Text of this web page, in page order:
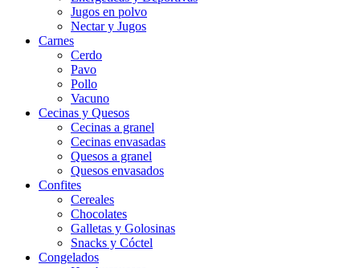
Jugos en polvo
Nectar y Jugos
Carnes
Cerdo
Pavo
Pollo
Vacuno
Cecinas y Quesos
Cecinas a granel
Cecinas envasadas
Quesos a granel
Quesos envasados
Confites
Cereales
Chocolates
Galletas y Golosinas
Snacks y Cóctel
Congelados